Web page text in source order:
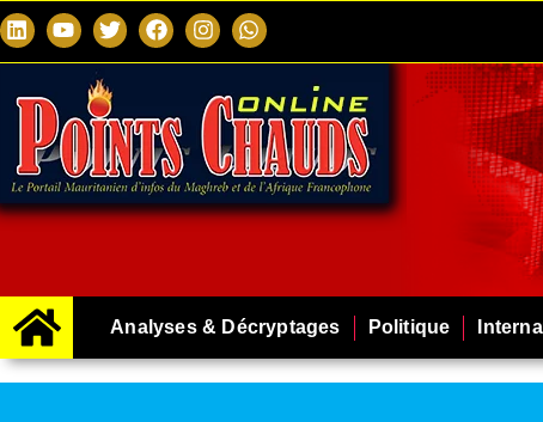
Analyses & Décryptages Politique